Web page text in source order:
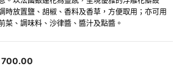
時放置鹽、胡椒、香料及香草，方便取用；亦可用
菜、調味料、沙律醬、醬汁及點醬。
700.00